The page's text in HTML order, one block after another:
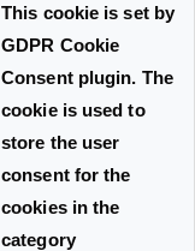
This cookie is set by
GDPR Cookie
Consent plugin. The
cookie is used to
store the user
consent for the
cookies in the
category